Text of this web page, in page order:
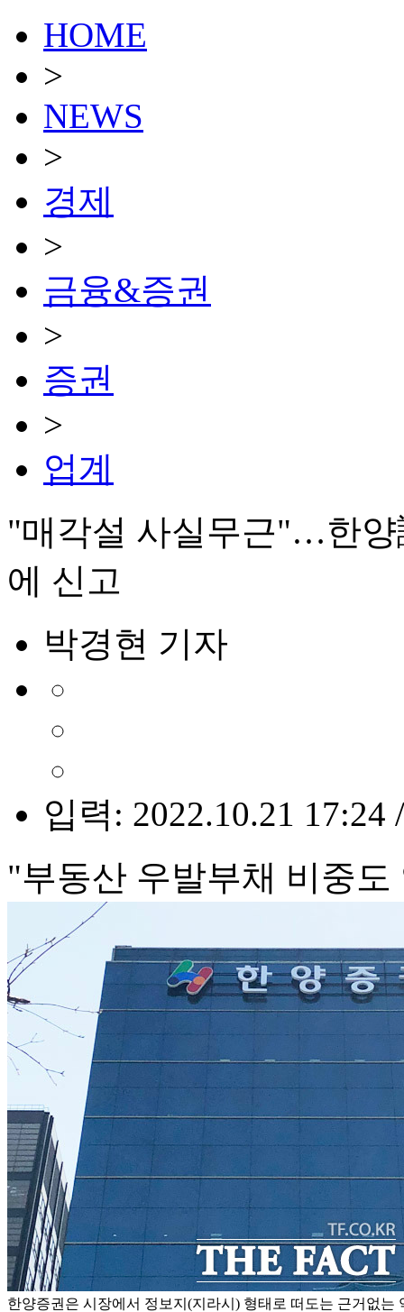
HOME
>
NEWS
>
경제
>
금융&증권
>
증권
>
업계
"매각설 사실무근"…한양
에 신고
박경현 기자
입력: 2022.10.21 17:24
"부동산 우발부채 비중
한양증권은 시장에서 정보지(지라시) 형태로 떠도는 근거없는